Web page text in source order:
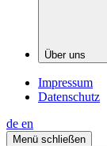
Über uns
Impressum
Datenschutz
de en
Menü schließen